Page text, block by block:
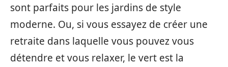
sont parfaits pour les jardins de style
moderne. Ou, si vous essayez de créer une
retraite dans laquelle vous pouvez vous
détendre et vous relaxer, le vert est la